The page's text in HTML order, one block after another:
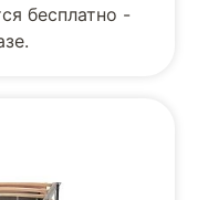
бесплатно -